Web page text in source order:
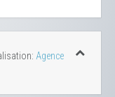
Agence